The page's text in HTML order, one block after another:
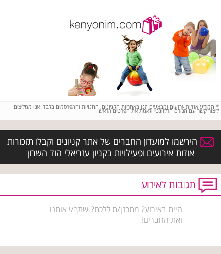
* המידע אודות ארועים ומבצעים הנו באחריות הקניונים, החנויות והמפרסמים בלבד. אנו ממליצים
ליצור קשר עם הגורם הרלוונטי ולאמת את הפרטים מראש.
הירשמו למועדון החברים של אתר קניונים וקבלו תזכורות
אודות אירועים ופעילויות בקניון עזריאלי הוד השרון
תגובות לאירוע
היית באירוע? מתכנן/ת ללכת? שתף/י אותנו
ואת החברים!